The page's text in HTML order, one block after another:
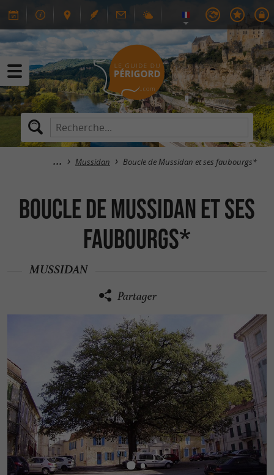
Mussidan Boucle de Mussidan et ses faubourgs*
Boucle de Mussidan et ses
faubourgs*
MUSSIDAN
Partager